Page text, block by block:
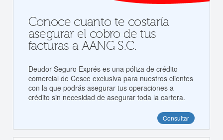
Conoce cuanto te costaría
asegurar el cobro de tus
facturas a AANG S.C.
Deudor Seguro Exprés es una póliza de crédito
comercial de Cesce exclusiva para nuestros clientes
con la que podrás asegurar tus operaciones a
crédito sin necesidad de asegurar toda la cartera.
Consultar